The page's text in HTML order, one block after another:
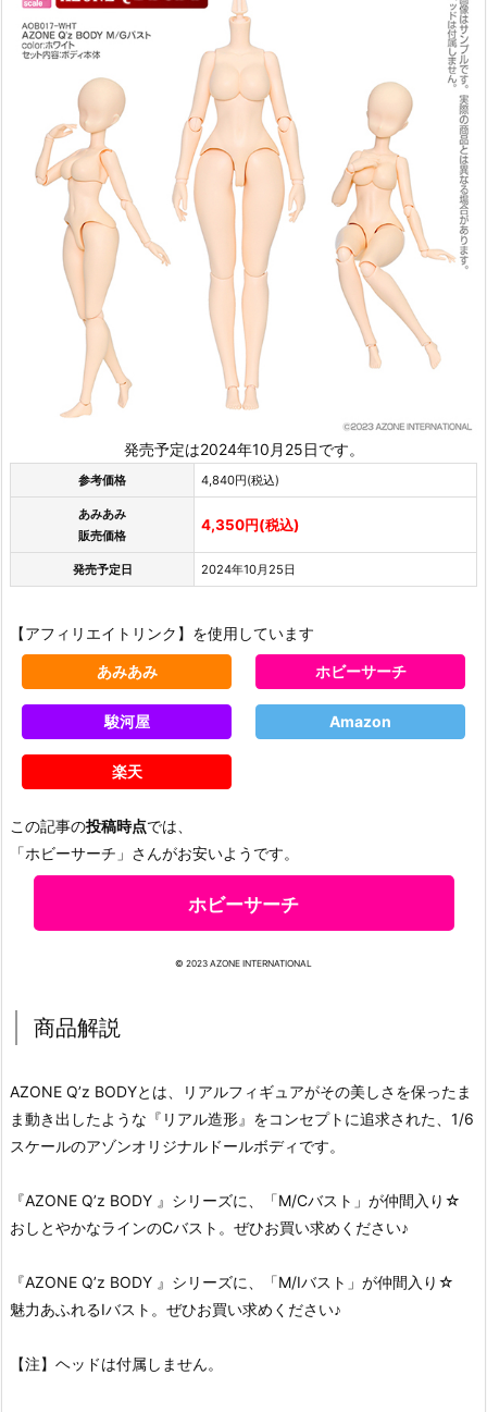
発売予定は2024年10月25日です。
参考価格 4,840円(税込)
あみあみ
販売価格
4,350円(税込)
発売予定日 2024年10月25日
【アフィリエイトリンク】を使用しています
あみあみ ホビーサーチ
駿河屋 Amazon
楽天
この記事の投稿時点では、
「ホビーサーチ」さんがお安いようです。
ホビーサーチ
© 2023 AZONE INTERNATIONAL
商品解説
AZONE Q’z BODYとは、リアルフィギュアがその美しさを保ったま
ま動き出したような『リアル造形』をコンセプトに追求された、1/6
スケールのアゾンオリジナルドールボディです。
『AZONE Q’z BODY 』シリーズに、「M/Cバスト」が仲間入り☆
おしとやかなラインのCバスト。ぜひお買い求めください♪
『AZONE Q’z BODY 』シリーズに、「M/Iバスト」が仲間入り☆
魅力あふれるIバスト。ぜひお買い求めください♪
【注】ヘッドは付属しません。